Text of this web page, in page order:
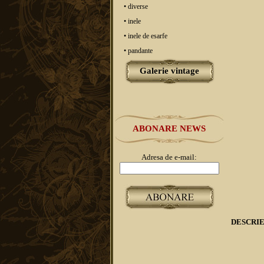
• diverse
• inele
• inele de esarfe
• pandante
Galerie vintage
ABONARE NEWS
Adresa de e-mail: